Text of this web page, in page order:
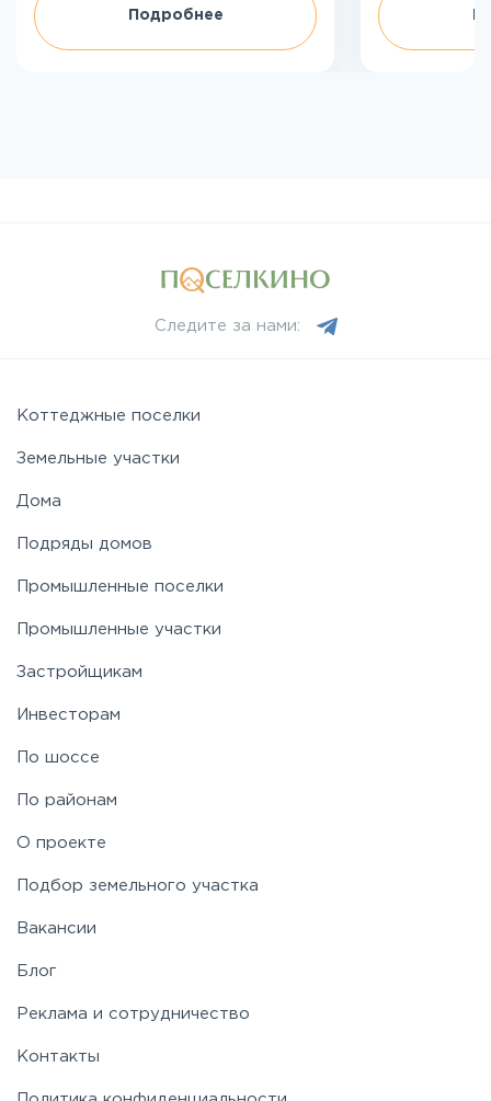
Подробнее
Следите за нами:
Коттеджные поселки
Земельные участки
Дома
Подряды домов
Промышленные поселки
Промышленные участки
Застройщикам
Инвесторам
По шоссе
По районам
О проекте
Подбор земельного участка
Вакансии
Блог
Реклама и сотрудничество
Контакты